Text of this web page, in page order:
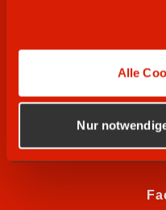
Alle
Nur
WIR SUCHEN
SOCIAL MEDIA